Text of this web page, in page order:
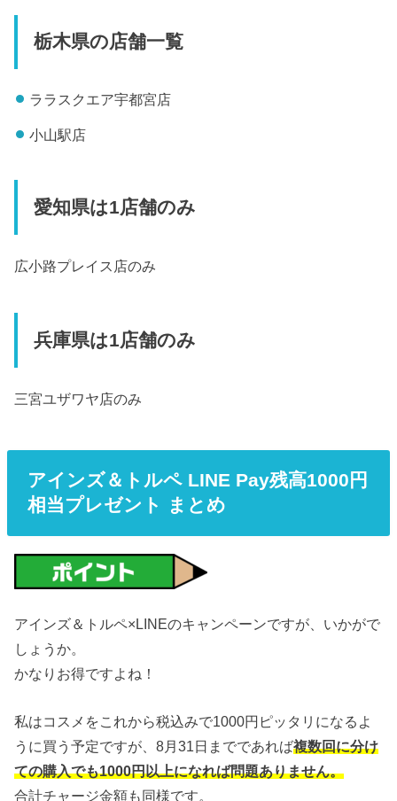
栃木県の店舗一覧
ララスクエア宇都宮店
小山駅店
愛知県は1店舗のみ
広小路プレイス店のみ
兵庫県は1店舗のみ
三宮ユザワヤ店のみ
アインズ＆トルペ LINE Pay残高1000円
相当プレゼント まとめ
アインズ＆トルペ×LINEのキャンペーンですが、いかがで
しょうか。
かなりお得ですよね！
私はコスメをこれから税込みで1000円ピッタリになるよ
うに買う予定ですが、8月31日までであれば複数回に分け
ての購入でも1000円以上になれば問題ありません。
合計チャージ金額も同様です。